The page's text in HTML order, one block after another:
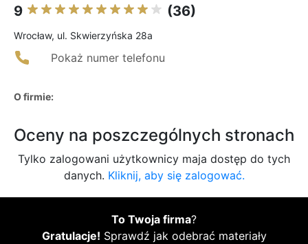
9 (36)
Wrocław, ul. Skwierzyńska 28a
Pokaż numer telefonu
O firmie:
Oceny na poszczególnych stronach
Tylko zalogowani użytkownicy maja dostęp do tych
danych. Kliknij, aby się zalogować.
To Twoja firma?
Gratulacje! Sprawdź jak odebrać materiały